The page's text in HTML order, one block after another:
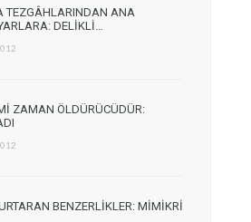
TEZGÂHLARINDAN ANA
DELİKLİ…
ZAMAN ÖLDÜRÜCÜDÜR:
BENZERLİKLER: MİMİKRİ